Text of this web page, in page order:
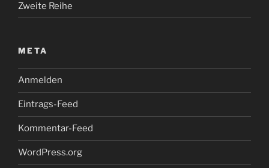
Zweite Reihe
META
Anmelden
Eintrags-Feed
Kommentar-Feed
WordPress.org